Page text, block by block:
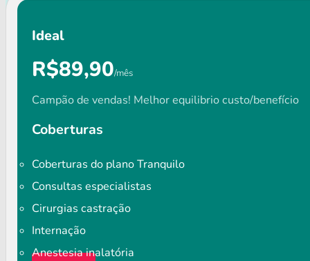
Ideal
R$89,90/mês
Campão de vendas! Melhor equilibrio custo/benefício
Coberturas
Coberturas do plano Tranquilo
Consultas especialistas
Cirurgias castração
Internação
Anestesia inalatória